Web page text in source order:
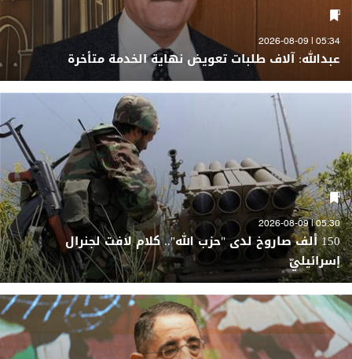
05:34 | 2026-08-09
عبدالله: آلاف طلبات تعويض نهاية الخدمة متأخرة
05:30 | 2026-08-09
150 ألف صاروخ لدى "حزب الله".. كلام لافت لجنرال
إسرائيليّ